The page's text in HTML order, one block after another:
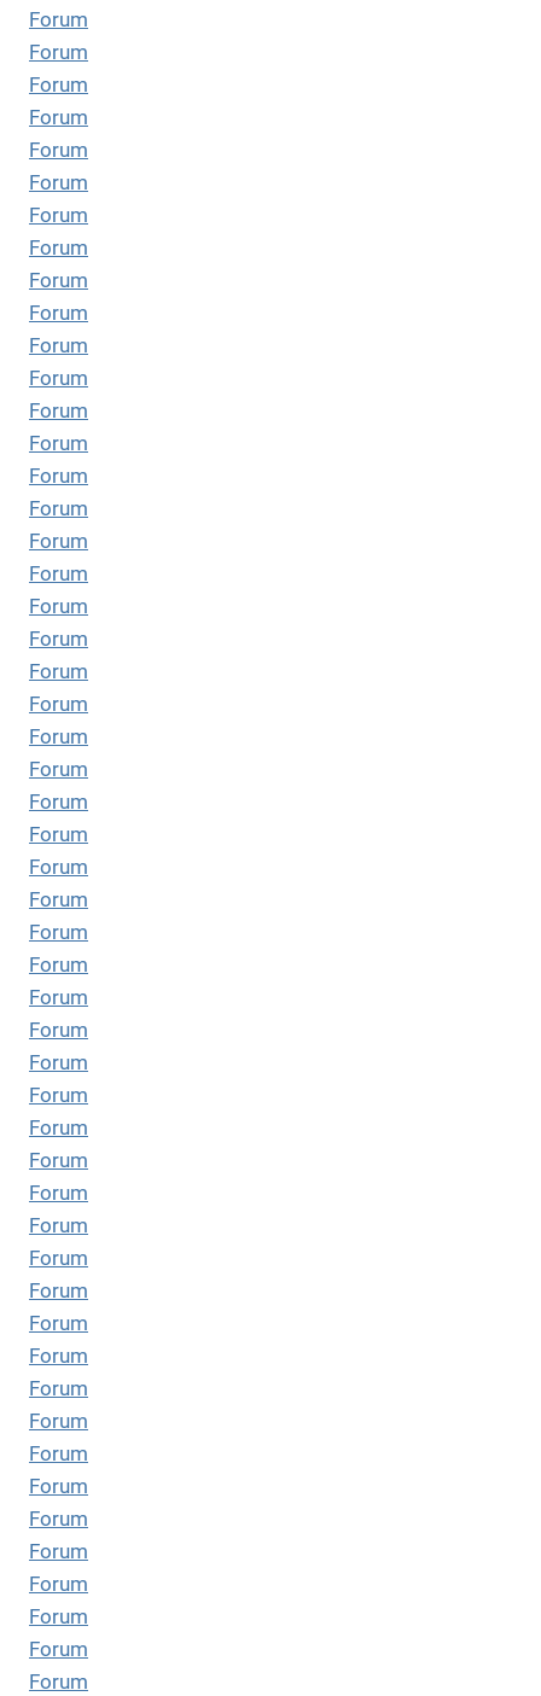
Forum
Forum
Forum
Forum
Forum
Forum
Forum
Forum
Forum
Forum
Forum
Forum
Forum
Forum
Forum
Forum
Forum
Forum
Forum
Forum
Forum
Forum
Forum
Forum
Forum
Forum
Forum
Forum
Forum
Forum
Forum
Forum
Forum
Forum
Forum
Forum
Forum
Forum
Forum
Forum
Forum
Forum
Forum
Forum
Forum
Forum
Forum
Forum
Forum
Forum
Forum
Forum